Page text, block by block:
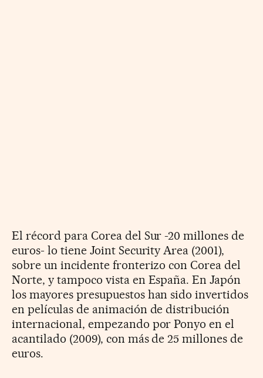
El récord para Corea del Sur -20 millones de
euros- lo tiene Joint Security Area (2001),
sobre un incidente fronterizo con Corea del
Norte, y tampoco vista en España. En Japón
los mayores presupuestos han sido invertidos
en películas de animación de distribución
internacional, empezando por Ponyo en el
acantilado (2009), con más de 25 millones de
euros.